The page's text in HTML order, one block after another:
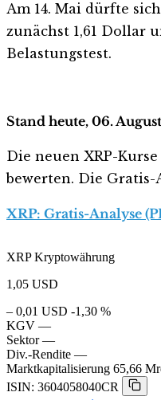
Am 14. Mai dürfte
zunächst 1,61 Dollar
Belastungstest.
Stand heute, 06.
Die neuen XRP-
bewerten. Die Gratis-
XRP: Gratis-Analyse
XRP Kryptowährung
1,05 USD
– 0,01 USD -1,30 %
KGV —
Sektor —
Div.-Rendite —
Marktkapitalisierung 65,66
ISIN: 3604058040CR